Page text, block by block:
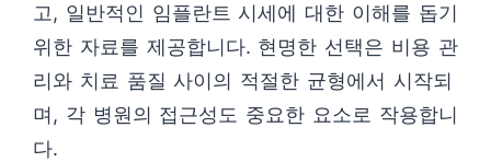
고, 일반적인 임플란트 시세에 대한 이해를 돕기
위한 자료를 제공합니다. 현명한 선택은 비용 관
리와 치료 품질 사이의 적절한 균형에서 시작되
며, 각 병원의 접근성도 중요한 요소로 작용합니
다.